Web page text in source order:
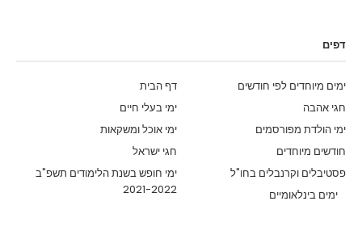
דפים
דף הבית
ימים מיוחדים לפי חודשים
ימי בעלי חיים
חגי אהבה
ימי אוכל ומשקאות
ימי הולדת מפורסמים
חגי ישראל
חודשים מיוחדים
ימי חופש בשנת הלימודים תשפ"ב
2021-2022
פסטיבלים וקרנבלים בחו"ל
ימים בינלאומיים